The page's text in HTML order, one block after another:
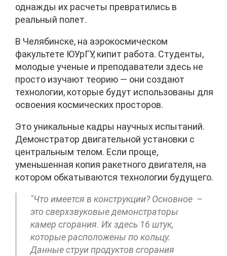
однажды их расчеты превратились в
реальный полет.
В Челябинске, на аэрокосмическом
факультете ЮУрГУ, кипит работа. Студенты,
молодые ученые и преподаватели здесь не
просто изучают теорию — они создают
технологии, которые будут использованы для
освоения космических просторов.
Это уникальные кадры научных испытаний.
Демонстратор двигательной установки с
центральным телом. Если проще,
уменьшенная копия ракетного двигателя, на
котором обкатываются технологии будущего.
"Что имеется в конструкции? Основное –
это сверхзвуковые демонстраторы
камер сгорания. Их здесь 16 штук,
которые расположены по кольцу.
Данные струи продуктов сгорания